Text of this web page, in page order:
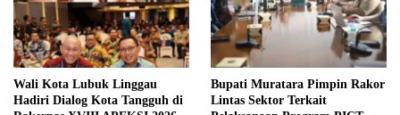
Wali Kota Lubuk Linggau
Hadiri Dialog Kota Tangguh di
Bupati Muratara Pimpin Rakor
Lintas Sektor Terkait